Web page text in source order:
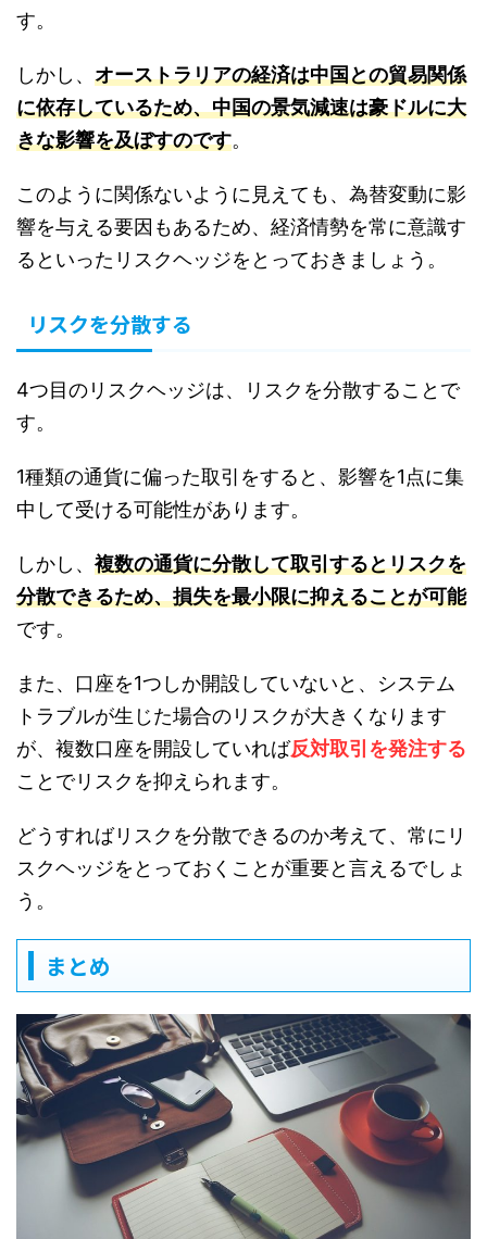
す。
しかし、 オーストラリアの経済は中国との貿易関係
に依存しているため、中国の景気減速は豪ドルに大
きな影響を及ぼすのです。
このように関係ないように見えても、為替変動に影
響を与える要因もあるため、経済情勢を常に意識す
るといったリスクヘッジをとっておきましょう。
リスクを分散する
4つ目のリスクヘッジは、リスクを分散することで
す。
1種類の通貨に偏った取引をすると、影響を1点に集
中して受ける可能性があります。
しかし、 複数の通貨に分散して取引するとリスクを
分散できるため、損失を最小限に抑えることが可能
です。
また、口座を1つしか開設していないと、システム
トラブルが生じた場合のリスクが大きくなります
が、複数口座を開設していれば反対取引を発注する
ことでリスクを抑えられます。
どうすればリスクを分散できるのか考えて、常にリ
スクヘッジをとっておくことが重要と言えるでしょ
う。
まとめ